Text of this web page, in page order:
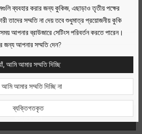
ব্যবহার করার জন্য কুকিজ, এছাড়াও তৃতীয় পক্ষের
তাদের সম্মতি না দেয় তবে শুধুমাত্র প্রয়োজনীয় কুকি
আপনার ব্রাউজারে সেটিংস পরিবর্তন করতে পারেন।
জন্য আপনার সম্মতি দেন?
আমি আমার সম্মতি দিচ্ছি
আমি আমার সম্মতি দিচ্ছি না
ব্যক্তিগতকৃত